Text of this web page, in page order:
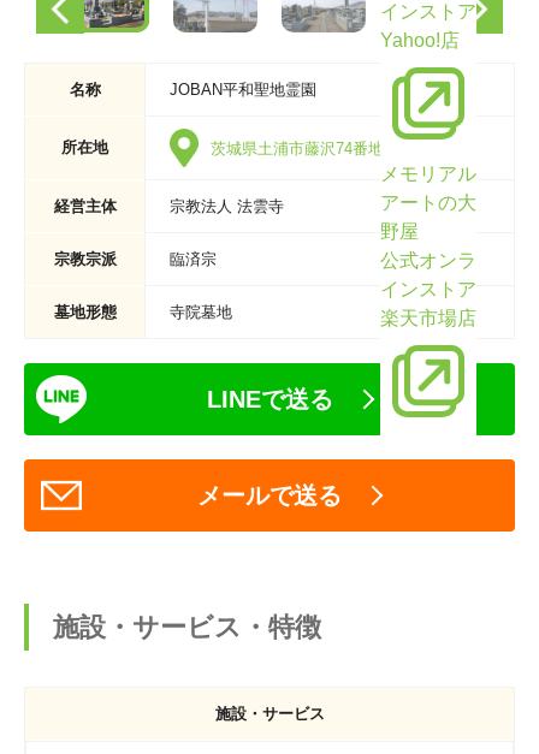
インストア
Yahoo!店
メモリアル
アートの大
野屋
公式オンラ
インストア
楽天市場店
名称 JOBAN平和聖地霊園
所在地 茨城県土浦市藤沢74番地、84-1番地
経営主体 宗教法人 法雲寺
宗教宗派 臨済宗
墓地形態 寺院墓地
LINEで送る
メールで送る
施設・サービス・特徴
施設・サービス